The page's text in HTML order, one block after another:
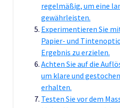
regelmäßig, um eine
gewährleisten.
Experimentieren Sie
Papier- und
Ergebnis zu erzielen.
Achten Sie auf die
um klare und
erhalten.
Testen Sie vor dem